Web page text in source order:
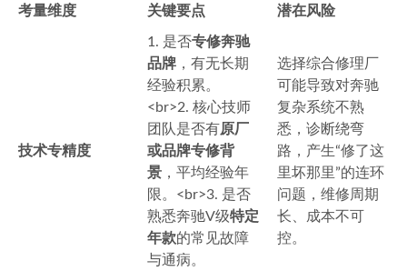
考量维度 关键要点 潜在风险
技术专精度
1. 是否专修奔驰
品牌 ，有无长期
经验积累。
<br>2. 核心技师
团队是否有原厂
或品牌专修背
景 ，平均经验年
限。<br>3. 是否
熟悉奔驰V级特定
年款的常见故障
与通病。
选择综合修理厂
可能导致对奔驰
复杂系统不熟
悉，诊断绕弯
路，产生“修了这
里坏那里”的连环
问题，维修周期
长、成本不可
控。